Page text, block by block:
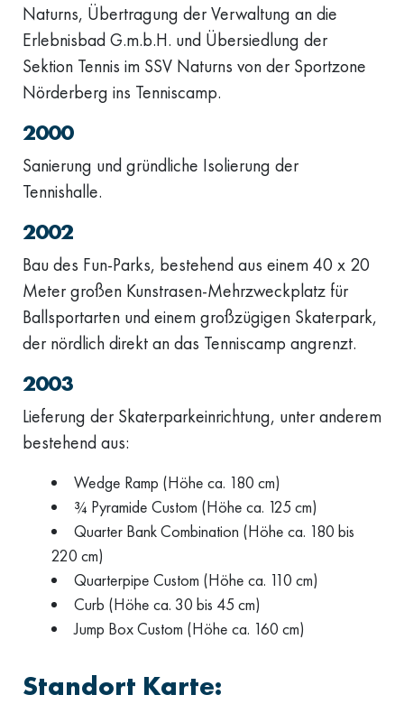
Naturns, Übertragung der Verwaltung an die
Erlebnisbad G.m.b.H. und Übersiedlung der
Sektion Tennis im SSV Naturns von der Sportzone
Nörderberg ins Tenniscamp.
2000
Sanierung und gründliche Isolierung der
Tennishalle.
2002
Bau des Fun-Parks, bestehend aus einem 40 x 20
Meter großen Kunstrasen-Mehrzweckplatz für
Ballsportarten und einem großzügigen Skaterpark,
der nördlich direkt an das Tenniscamp angrenzt.
2003
Lieferung der Skaterparkeinrichtung, unter anderem
bestehend aus:
Wedge Ramp (Höhe ca. 180 cm)
¾ Pyramide Custom (Höhe ca. 125 cm)
Quarter Bank Combination (Höhe ca. 180 bis
220 cm)
Quarterpipe Custom (Höhe ca. 110 cm)
Curb (Höhe ca. 30 bis 45 cm)
Jump Box Custom (Höhe ca. 160 cm)
Standort Karte: